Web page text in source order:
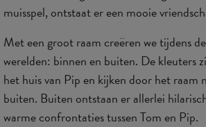
muisspel, ontstaat er een mooie
Met een groot raam creëren we tijdens
werelden: binnen en buiten. De kleuters
het huis van Pip en kijken door het raam
buiten. Buiten ontstaan er allerlei
warme confrontaties tussen Tom en Pip.